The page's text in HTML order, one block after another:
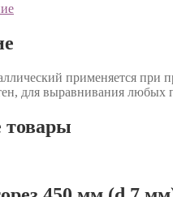
применяется при
для выравнивания любых
товары